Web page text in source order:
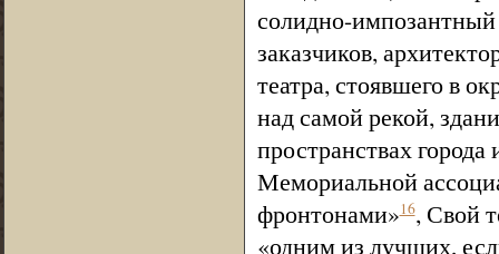
солидно-
заказчиков,
театра, стоявшего в
над самой рекой,
пространствах
Мемориальной
фронтонами»16, Свой
«одним из лучших,